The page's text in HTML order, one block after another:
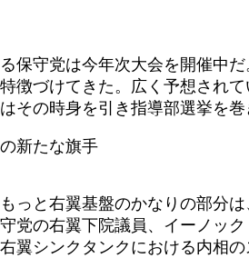
保守党は今年次大会を開催中
徴づけてきた。広く予想され
その時身を引き指導部選挙を
新たな旗手
っと右翼基盤のかなりの部分
党の右翼下院議員、イーノッ
翼シンクタンクにおける内相